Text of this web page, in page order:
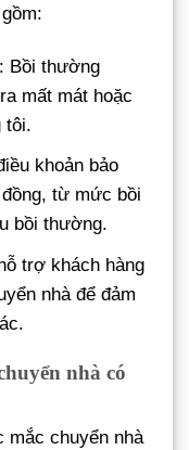
: Bồi thường
mất mát hoặc
tôi.
khoản bảo
từ mức bồi
bồi thường.
trợ khách hàng
nhà để đảm
nhà có
mắc chuyển nhà